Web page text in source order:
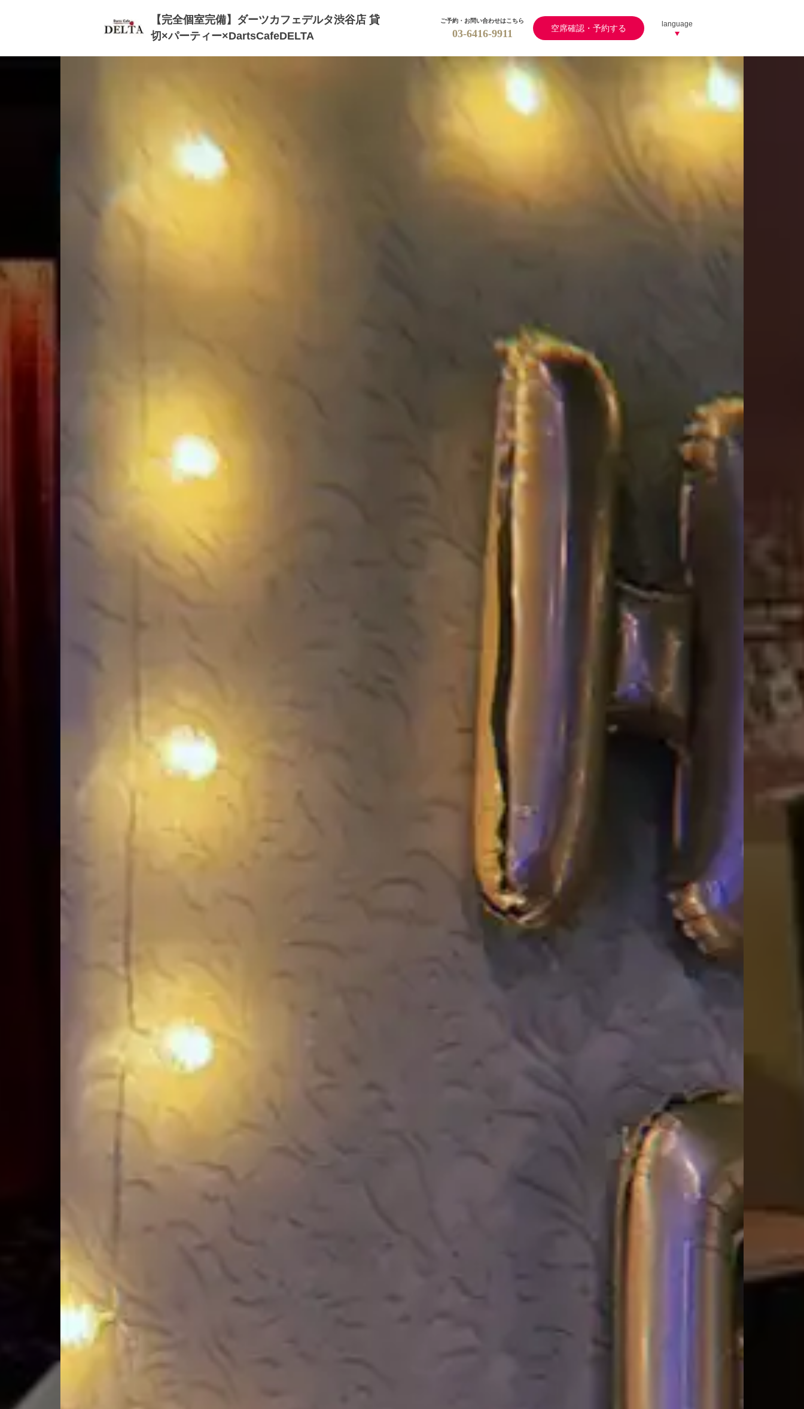
【完全個室完備】ダーツカフェデルタ渋谷店 貸
切×パーティー×DartsCafeDELTA
ご予約・お問い合わせはこちら
03-6416-9911 空席確認・予約する language